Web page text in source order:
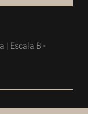
| Escala B -